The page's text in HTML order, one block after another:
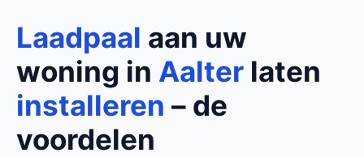
Laadpaal aan uw
woning in Aalter laten
installeren – de
voordelen